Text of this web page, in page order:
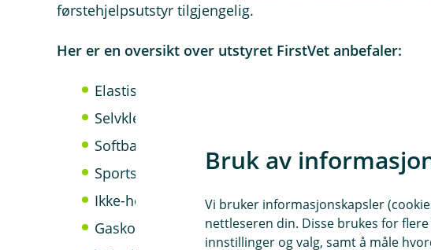
førstehjelpsutstyr tilgjengelig.
Her er en oversikt over utstyret FirstVet anbefaler:
Elastisk selvklebende bandasje
Selvklebende bandasje bomull
Softban bandasje
Sportstape
Ikke-heftende kompresser
Gaskompresser
Bruk av
Vi bruker informasjonskapsler
nettleseren din. Disse brukes for
innstillinger og valg, samt å måle